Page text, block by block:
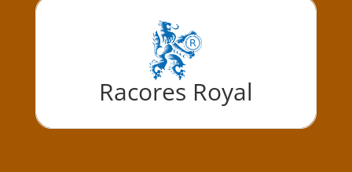
Racores Royal